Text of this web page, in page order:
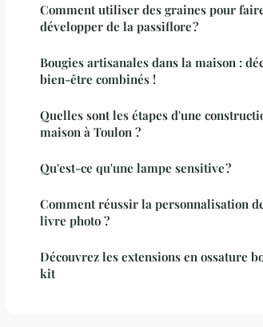
Comment utiliser des graines pour
développer de la passiflore ?
Bougies artisanales dans la maison :
bien-être combinés !
Quelles sont les étapes d'une
maison à Toulon ?
Qu'est-ce qu'une lampe sensitive ?
Comment réussir la personnalisation
livre photo ?
Découvrez les extensions en ossature
kit